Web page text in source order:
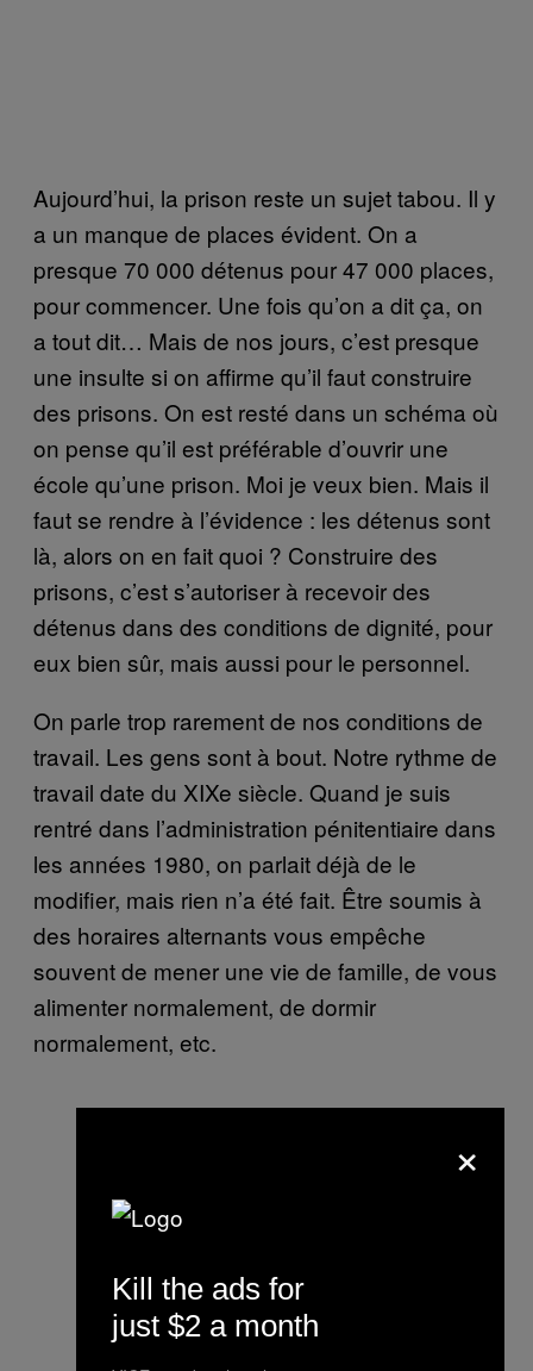
Aujourd’hui, la prison reste un sujet tabou. Il y
a un manque de places évident. On a
presque 70 000 détenus pour 47 000 places,
pour commencer. Une fois qu’on a dit ça, on
a tout dit… Mais de nos jours, c’est presque
une insulte si on affirme qu’il faut construire
des prisons. On est resté dans un schéma où
on pense qu’il est préférable d’ouvrir une
école qu’une prison. Moi je veux bien. Mais il
faut se rendre à l’évidence : les détenus sont
là, alors on en fait quoi ? Construire des
prisons, c’est s’autoriser à recevoir des
détenus dans des conditions de dignité, pour
eux bien sûr, mais aussi pour le personnel.
On parle trop rarement de nos conditions de
travail. Les gens sont à bout. Notre rythme de
travail date du XIXe siècle. Quand je suis
rentré dans l’administration pénitentiaire dans
les années 1980, on parlait déjà de le
modifier, mais rien n’a été fait. Être soumis à
des horaires alternants vous empêche
souvent de mener une vie de famille, de vous
alimenter normalement, de dormir
normalement, etc.
×
Kill the ads for
just $2 a month